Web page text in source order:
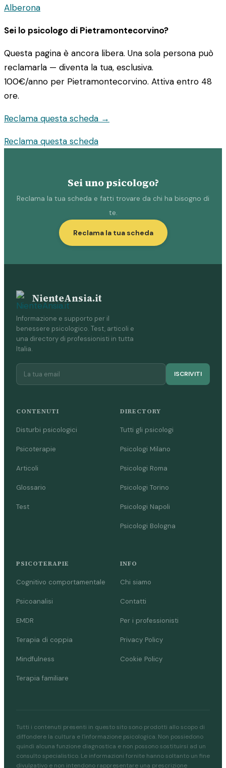
Alberona
Sei lo psicologo di Pietramontecorvino?
Questa pagina è ancora libera. Una sola persona può
reclamarla — diventa la tua, esclusiva.
100€/anno per Pietramontecorvino. Attiva entro 48
ore.
Reclama questa scheda →
Reclama questa scheda
Sei uno psicologo?
Reclama la tua scheda e fatti trovare da chi ha bisogno di
te.
Reclama la tua scheda
NienteAnsia.it
Informazione e supporto per il
benessere psicologico. Test, articoli e
una directory di professionisti in tutta
Italia.
ISCRIVITI
CONTENUTI
Disturbi psicologici
Psicoterapie
Articoli
Glossario
Test
DIRECTORY
Tutti gli psicologi
Psicologi Milano
Psicologi Roma
Psicologi Torino
Psicologi Napoli
Psicologi Bologna
PSICOTERAPIE
Cognitivo comportamentale
Psicoanalisi
EMDR
Terapia di coppia
Mindfulness
Terapia familiare
INFO
Chi siamo
Contatti
Per i professionisti
Privacy Policy
Cookie Policy
Tutti i contenuti presenti in questo sito sono prodotti allo scopo di
diffondere la cultura e l'informazione psicologica. Non possiedono
quindi alcuna funzione diagnostica e non possono sostituirsi ad un
consulto specialistico. Le informazioni fornite hanno soltanto un fine
divulgativo e non intendono rappresentare una prescrizione